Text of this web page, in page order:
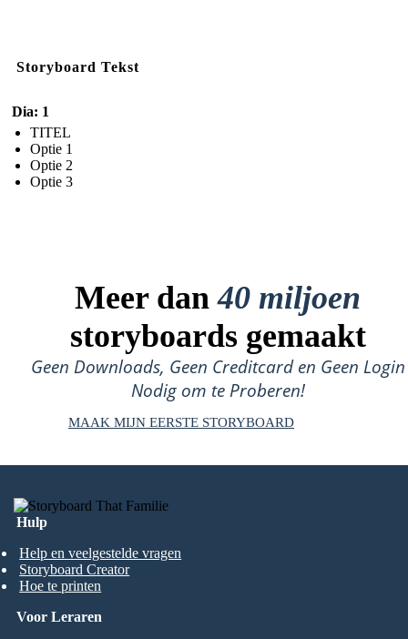
Storyboard Tekst
Dia: 1
TITEL
Optie 1
Optie 2
Optie 3
Meer dan40 miljoen
storyboards gemaakt
Geen Downloads, Geen Creditcard en Geen Login
Nodig om te Proberen!
MAAK MIJN EERSTE STORYBOARD
Hulp
Help en veelgestelde vragen
Storyboard Creator
Hoe te printen
Voor Leraren